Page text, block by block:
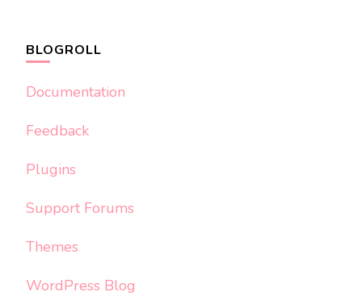
BLOGROLL
Documentation
Feedback
Plugins
Support Forums
Themes
WordPress Blog